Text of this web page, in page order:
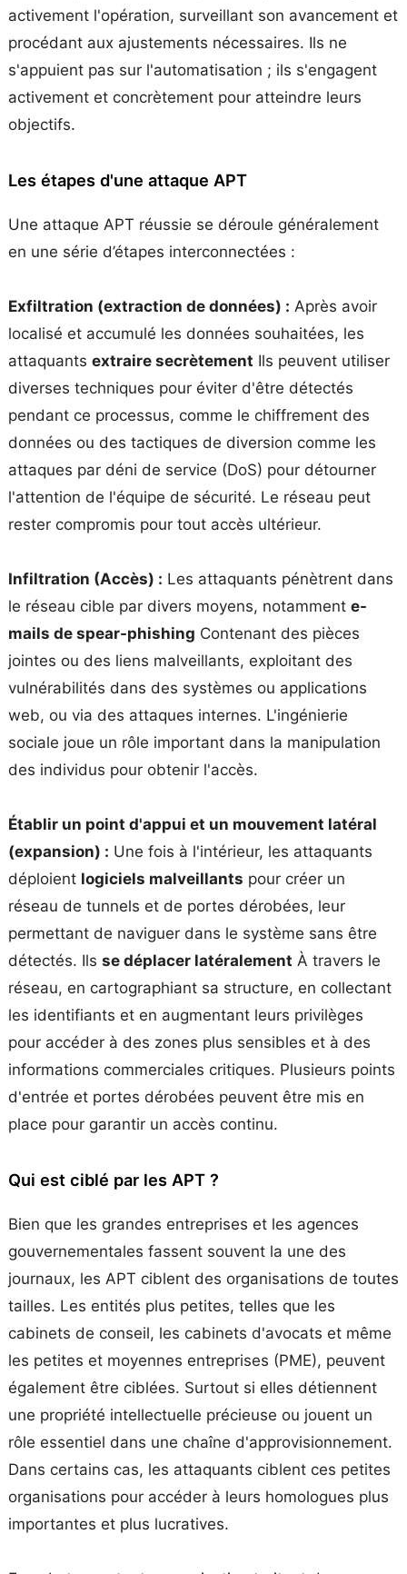
activement l'opération, surveillant son avancement et
procédant aux ajustements nécessaires. Ils ne
s'appuient pas sur l'automatisation ; ils s'engagent
activement et concrètement pour atteindre leurs
objectifs.
Les étapes d'une attaque APT
Une attaque APT réussie se déroule généralement
en une série d’étapes interconnectées :
Exfiltration (extraction de données) : Après avoir
localisé et accumulé les données souhaitées, les
attaquants extraire secrètement Ils peuvent utiliser
diverses techniques pour éviter d'être détectés
pendant ce processus, comme le chiffrement des
données ou des tactiques de diversion comme les
attaques par déni de service (DoS) pour détourner
l'attention de l'équipe de sécurité. Le réseau peut
rester compromis pour tout accès ultérieur.
Infiltration (Accès) : Les attaquants pénètrent dans
le réseau cible par divers moyens, notamment e-
mails de spear-phishing Contenant des pièces
jointes ou des liens malveillants, exploitant des
vulnérabilités dans des systèmes ou applications
web, ou via des attaques internes. L'ingénierie
sociale joue un rôle important dans la manipulation
des individus pour obtenir l'accès.
Établir un point d'appui et un mouvement latéral
(expansion) : Une fois à l'intérieur, les attaquants
déploient logiciels malveillants pour créer un
réseau de tunnels et de portes dérobées, leur
permettant de naviguer dans le système sans être
détectés. Ils se déplacer latéralement À travers le
réseau, en cartographiant sa structure, en collectant
les identifiants et en augmentant leurs privilèges
pour accéder à des zones plus sensibles et à des
informations commerciales critiques. Plusieurs points
d'entrée et portes dérobées peuvent être mis en
place pour garantir un accès continu.
Qui est ciblé par les APT ?
Bien que les grandes entreprises et les agences
gouvernementales fassent souvent la une des
journaux, les APT ciblent des organisations de toutes
tailles. Les entités plus petites, telles que les
cabinets de conseil, les cabinets d'avocats et même
les petites et moyennes entreprises (PME), peuvent
également être ciblées. Surtout si elles détiennent
une propriété intellectuelle précieuse ou jouent un
rôle essentiel dans une chaîne d'approvisionnement.
Dans certains cas, les attaquants ciblent ces petites
organisations pour accéder à leurs homologues plus
importantes et plus lucratives.